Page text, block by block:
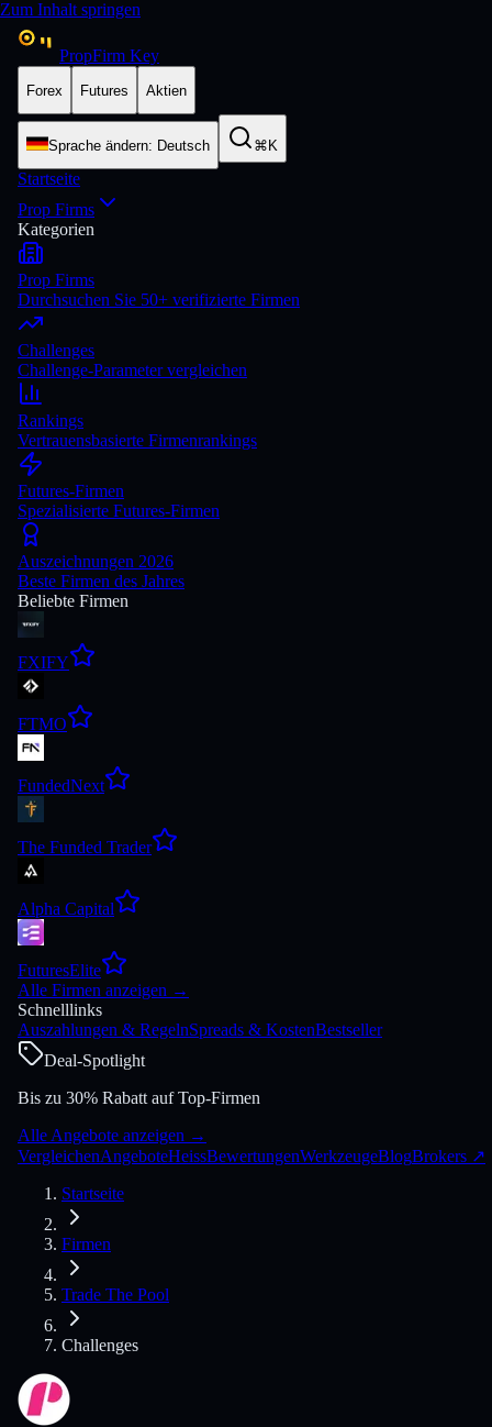
Zum Inhalt springen
PropFirm Key
Forex Futures Aktien
Sprache ändern: Deutsch ⌘K
Startseite
Prop Firms
Kategorien
Prop Firms
Durchsuchen Sie 50+ verifizierte Firmen
Challenges
Challenge-Parameter vergleichen
Rankings
Vertrauensbasierte Firmenrankings
Futures-Firmen
Spezialisierte Futures-Firmen
Auszeichnungen 2026
Beste Firmen des Jahres
Beliebte Firmen
FXIFY
FTMO
FundedNext
The Funded Trader
Alpha Capital
FuturesElite
Alle Firmen anzeigen →
Schnelllinks
Auszahlungen & RegelnSpreads & KostenBestseller
Deal-Spotlight
Bis zu 30% Rabatt auf Top-Firmen
Alle Angebote anzeigen →
VergleichenAngeboteHeissBewertungenWerkzeugeBlogBrokers ↗
Startseite
Firmen
Trade The Pool
Challenges